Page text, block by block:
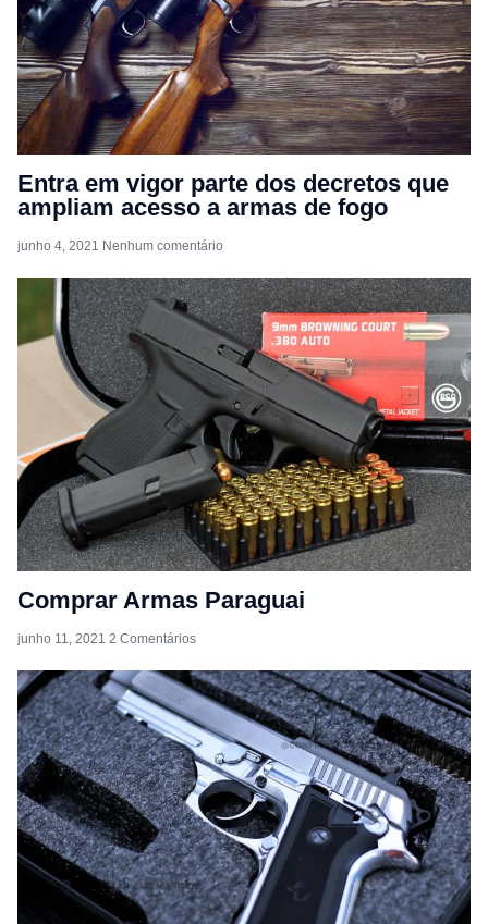
Entra em vigor parte dos decretos que
ampliam acesso a armas de fogo
junho 4, 2021 Nenhum comentário
Comprar Armas Paraguai
junho 11, 2021 2 Comentários